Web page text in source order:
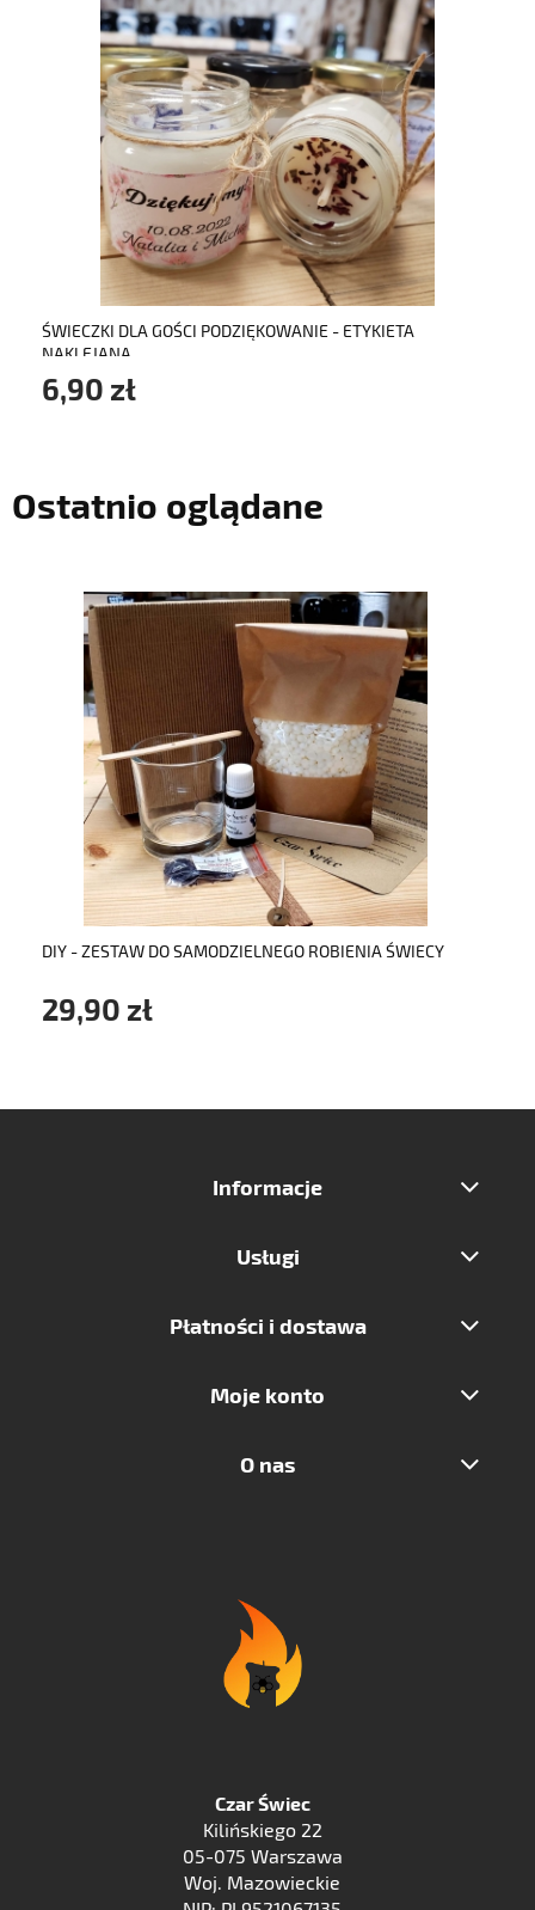
ŚWIECZKI DLA GOŚCI PODZIĘKOWANIE - ETYKIETA
NAKLEJANA
6,90 zł
do koszyka
Ostatnio oglądane
DIY - ZESTAW DO SAMODZIELNEGO ROBIENIA ŚWIECY
29,90 zł
do koszyka
Informacje
Usługi
Płatności i dostawa
Moje konto
O nas
Czar Świec
Kilińskiego 22
05-075 Warszawa
Woj. Mazowieckie